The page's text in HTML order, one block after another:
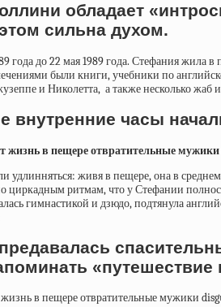
обладает
сильна духом.
года до 22 мая 1989 года. Стефания
были книги, учебники по
и Николетта, а также несколько
внутренние часы
удлинняться: живя в пещере, она в
циркадным ритмам, что у Стефании
гимнастикой и дзюдо, подтянула
«путешествие